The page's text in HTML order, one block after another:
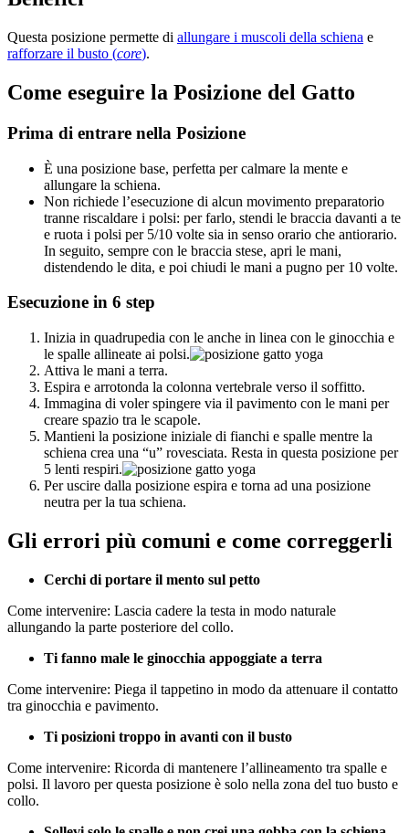
Questa posizione permette di allungare i muscoli della schiena e
rafforzare il busto (core).
Come eseguire la Posizione del Gatto
Prima di entrare nella Posizione
È una posizione base, perfetta per calmare la mente e
allungare la schiena.
Non richiede l’esecuzione di alcun movimento preparatorio
tranne riscaldare i polsi: per farlo, stendi le braccia davanti a te
e ruota i polsi per 5/10 volte sia in senso orario che antiorario.
In seguito, sempre con le braccia stese, apri le mani,
distendendo le dita, e poi chiudi le mani a pugno per 10 volte.
Esecuzione in 6 step
Inizia in quadrupedia con le anche in linea con le ginocchia e
le spalle allineate ai polsi.
Attiva le mani a terra.
Espira e arrotonda la colonna vertebrale verso il soffitto.
Immagina di voler spingere via il pavimento con le mani per
creare spazio tra le scapole.
Mantieni la posizione iniziale di fianchi e spalle mentre la
schiena crea una “u” rovesciata. Resta in questa posizione per
5 lenti respiri.
Per uscire dalla posizione espira e torna ad una posizione
neutra per la tua schiena.
Gli errori più comuni e come correggerli
Cerchi di portare il mento sul petto
Come intervenire: Lascia cadere la testa in modo naturale
allungando la parte posteriore del collo.
Ti fanno male le ginocchia appoggiate a terra
Come intervenire: Piega il tappetino in modo da attenuare il contatto
tra ginocchia e pavimento.
Ti posizioni troppo in avanti con il busto
Come intervenire: Ricorda di mantenere l’allineamento tra spalle e
polsi. Il lavoro per questa posizione è solo nella zona del tuo busto e
collo.